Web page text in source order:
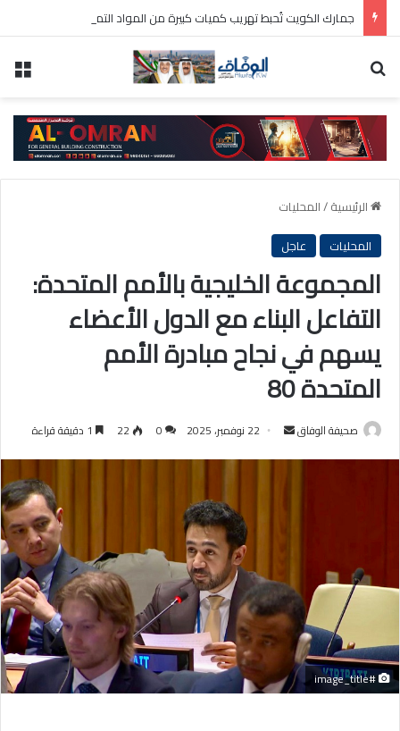
الرئيسية/المحليات
المحليات
عاجل
المجموعة الخليجية بالأمم المتحدة:
التفاعل البناء مع الدول الأعضاء
يسهم في نجاح مبادرة الأمم
المتحدة 80
صحيفة الوفاق
أرسل 22 نوفمبر، 2025 0
22
#image_title